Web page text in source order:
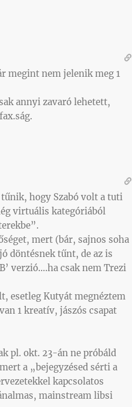
megint nem jelenik meg 1
annyi zavaró lehetett,
hogy Szabó volt a tuti
virtuális kategóriából
mert (bár, sajnos soha
döntésnek tűnt, de az is
verzió….ha csak nem Trezi
esetleg Kutyát megnéztem
1 kreatív, jászós csapat
pl. okt. 23-án ne próbáld
a „bejegyzésed sérti a
kapcsolatos
mainstream libsi